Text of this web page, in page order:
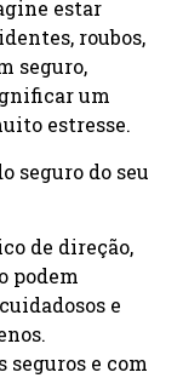
estar
roubos,
seguro,
um
estresse.
seguro do seu
de direção,
podem
e
seguros e com